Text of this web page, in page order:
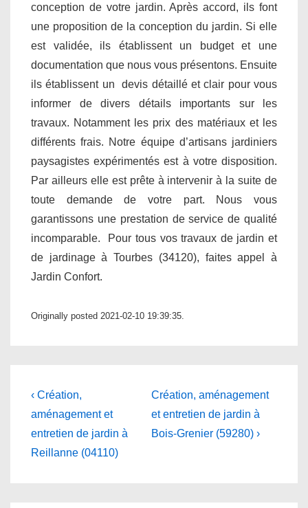
conception de votre jardin. Après accord, ils font
une proposition de la conception du jardin. Si elle
est validée, ils établissent un budget et une
documentation que nous vous présentons. Ensuite
ils établissent un devis détaillé et clair pour vous
informer de divers détails importants sur les
travaux. Notamment les prix des matériaux et les
différents frais. Notre équipe d’artisans jardiniers
paysagistes expérimentés est à votre disposition.
Par ailleurs elle est prête à intervenir à la suite de
toute demande de votre part. Nous vous
garantissons une prestation de service de qualité
incomparable. Pour tous vos travaux de jardin et
de jardinage à Tourbes (34120), faites appel à
Jardin Confort.
Originally posted 2021-02-10 19:39:35.
Navigation
de
l’article
Previous
Post
is
‹ Création,
aménagement et
entretien de jardin à
Reillanne (04110)
Next
Post
is
Création, aménagement
et entretien de jardin à
Bois-Grenier (59280) ›